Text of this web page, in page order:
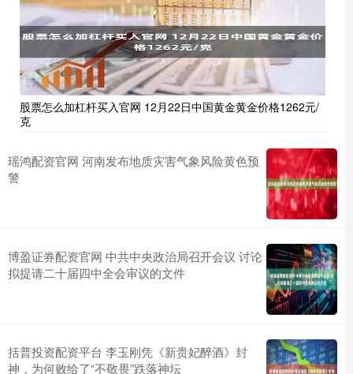
股票怎么加杠杆买入官网 12月22日中国黄金黄金价格1262元/
克
瑶鸿配资官网 河南发布地质灾害气象风险黄色预
警
博盈证券配资官网 中共中央政治局召开会议 讨论
拟提请二十届四中全会审议的文件
括普投资配资平台 李玉刚凭《新贵妃醉酒》封
神，为何败给了“不敬畏”跌落神坛